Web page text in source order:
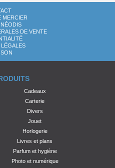
MERCIER
DE VENTE
Cadeaux
Carterie
Divers
Jouet
Horlogerie
Livres et plans
Parfum et hygiène
Photo et numérique